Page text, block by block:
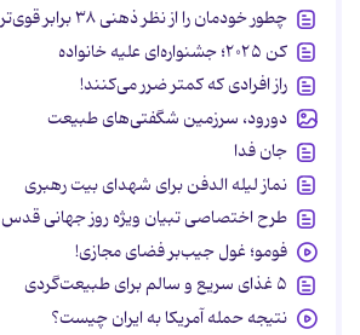
چطور خودمان را از نظر ذهنی ۳۸ برابر قوی‌تر کنیم؟
کن ۲۰۲۵؛ جشنواره‌ای علیه خانواده
راز افرادی که کمتر ضرر می‌کنند!
دورود، سرزمین شگفتی‌های طبیعت
جان فدا
نماز لیله الدفن برای شهدای بیت رهبری
طرح اختصاصی تبیان ویژه روز جهانی قدس
فومو؛ غول جیب‌بر فضای مجازی!
۵ غذای سریع و سالم برای طبیعت‌گردی
نتیجه حمله آمریکا به ایران چیست؟